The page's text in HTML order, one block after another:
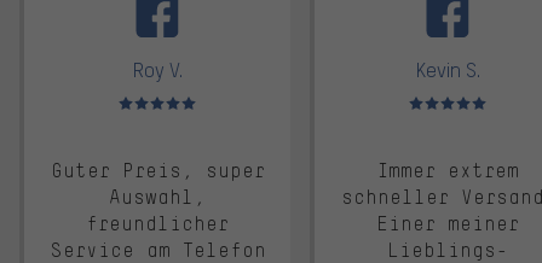
Roy V.
Bewertungen: 5 von 5
Guter Preis, super
Auswahl,
freundlicher
Service am Telefon
Kevin S.
Bewertungen: 5 von 5
Immer extrem
schneller
Einer meiner
Lieblings-